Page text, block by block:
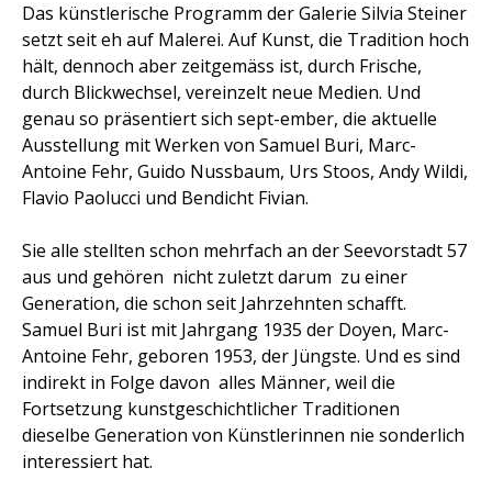
Das künstlerische Programm der Galerie Silvia Steiner
setzt seit eh auf Malerei. Auf Kunst, die Tradition hoch
hält, dennoch aber zeitgemäss ist, durch Frische,
durch Blickwechsel, vereinzelt neue Medien. Und
genau so präsentiert sich sept-ember, die aktuelle
Ausstellung mit Werken von Samuel Buri, Marc-
Antoine Fehr, Guido Nussbaum, Urs Stoos, Andy Wildi,
Flavio Paolucci und Bendicht Fivian.
Sie alle stellten schon mehrfach an der Seevorstadt 57
aus und gehören  nicht zuletzt darum  zu einer
Generation, die schon seit Jahrzehnten schafft.
Samuel Buri ist mit Jahrgang 1935 der Doyen, Marc-
Antoine Fehr, geboren 1953, der Jüngste. Und es sind 
indirekt in Folge davon  alles Männer, weil die
Fortsetzung kunstgeschichtlicher Traditionen
dieselbe Generation von Künstlerinnen nie sonderlich
interessiert hat.